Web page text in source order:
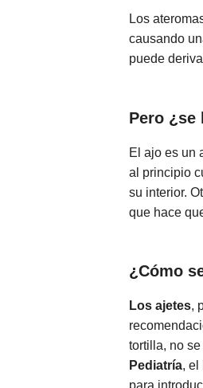
Los
causando
puede
Pero ¿se
El ajo es un
al principio
su interior.
que hace
¿Cómo
Los ajetes,
tortilla, no
Pediatría, el